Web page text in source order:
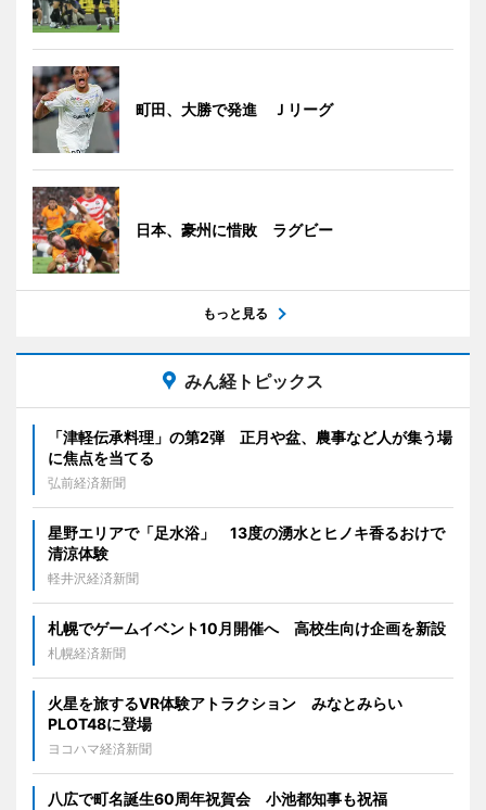
町田、大勝で発進 Ｊリーグ
日本、豪州に惜敗 ラグビー
もっと見る
みん経トピックス
「津軽伝承料理」の第2弾 正月や盆、農事など人が集う場
に焦点を当てる
弘前経済新聞
星野エリアで「足水浴」 13度の湧水とヒノキ香るおけで
清涼体験
軽井沢経済新聞
札幌でゲームイベント10月開催へ 高校生向け企画を新設
札幌経済新聞
火星を旅するVR体験アトラクション みなとみらい
PLOT48に登場
ヨコハマ経済新聞
八広で町名誕生60周年祝賀会 小池都知事も祝福